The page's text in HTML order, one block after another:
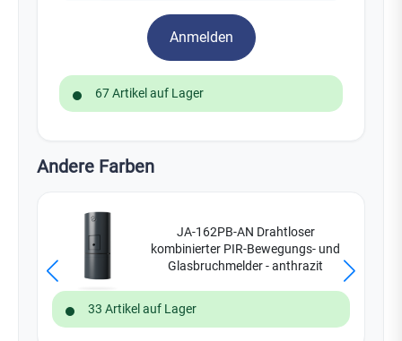
Anmelden
67 Artikel auf Lager
Andere Farben
JA-162PB-AN Drahtloser
kombinierter PIR-Bewegungs- und
Glasbruchmelder - anthrazit
33 Artikel auf Lager